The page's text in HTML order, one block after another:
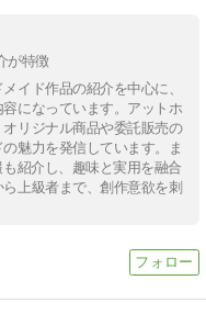
が特徴
イド作品の紹介を中心に、
になっています。アットホ
リジナル商品や委託販売の
魅力を発信しています。ま
紹介し、趣味と実用を融合
上級者まで、創作意欲を刺